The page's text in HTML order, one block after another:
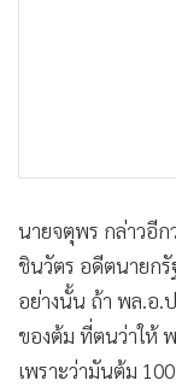
นายจตุพร กล่าวอี
ชินวัตร อดีตนายก
อย่างนั้น ถ้า พล.อ.
ของต้ม ที่ตนว่าให้
เพราะว่ามันต้ม